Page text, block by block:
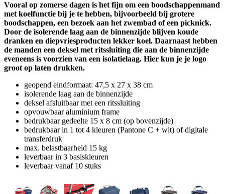
Vooral op zomerse dagen is het fijn om een boodschappenmand
met koelfunctie bij je te hebben, bijvoorbeeld bij grotere
boodschappen, een bezoek aan het zwembad of een picknick.
Door de isolerende laag aan de binnenzijde blijven koude
dranken en diepvriesproducten lekker koel. Daarnaast hebben
de manden een deksel met ritssluiting die aan de binnenzijde
eveneens is voorzien van een isolatielaag. Hier kun je je logo
groot op laten drukken.
geopend eindformaat: 47,5 x 27 x 38 cm
isolerende laag aan de binnenzijde
deksel afsluitbaar met een ritssluiting
opvouwbaar aluminium frame
bedrukbaar gedeelte 15 x 8 cm (op bovenzijde)
bedrukbaar in 1 tot 4 kleuren (Pantone C + wit) of digitale
transferdruk
max. belastbaarheid 15 kg
leverbaar in 3 basiskleuren
leverbaar vanaf 10 stuks